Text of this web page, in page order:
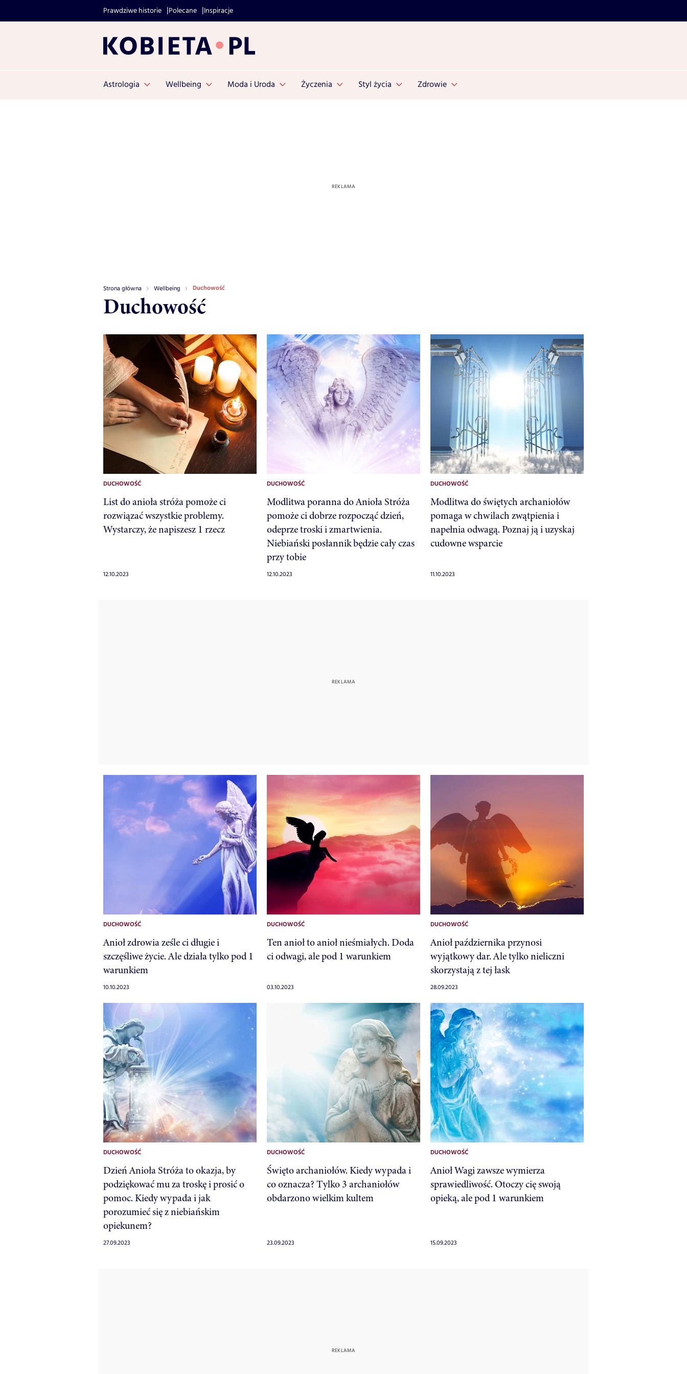
Prawdziwe historie Polecane Inspiracje
Astrologia Wellbeing Moda i Uroda Życzenia Styl życia Zdrowie
Strona główna Wellbeing Duchowość
Duchowość
DUCHOWOŚĆ
List do anioła stróża pomoże ci
rozwiązać wszystkie problemy.
Wystarczy, że napiszesz 1 rzecz
12.10.2023
DUCHOWOŚĆ
Modlitwa poranna do Anioła Stróża
pomoże ci dobrze rozpocząć dzień,
odeprze troski i zmartwienia.
Niebiański posłannik będzie cały czas
przy tobie
12.10.2023
DUCHOWOŚĆ
Modlitwa do świętych archaniołów
pomaga w chwilach zwątpienia i
napełnia odwagą. Poznaj ją i uzyskaj
cudowne wsparcie
11.10.2023
DUCHOWOŚĆ
Anioł zdrowia ześle ci długie i
szczęśliwe życie. Ale działa tylko pod 1
warunkiem
10.10.2023
DUCHOWOŚĆ
Ten anioł to anioł nieśmiałych. Doda
ci odwagi, ale pod 1 warunkiem
03.10.2023
DUCHOWOŚĆ
Anioł października przynosi
wyjątkowy dar. Ale tylko nieliczni
skorzystają z tej łask
28.09.2023
DUCHOWOŚĆ
Dzień Anioła Stróża to okazja, by
podziękować mu za troskę i prosić o
pomoc. Kiedy wypada i jak
porozumieć się z niebiańskim
opiekunem?
27.09.2023
DUCHOWOŚĆ
Święto archaniołów. Kiedy wypada i
co oznacza? Tylko 3 archaniołów
obdarzono wielkim kultem
23.09.2023
DUCHOWOŚĆ
Anioł Wagi zawsze wymierza
sprawiedliwość. Otoczy cię swoją
opieką, ale pod 1 warunkiem
15.09.2023